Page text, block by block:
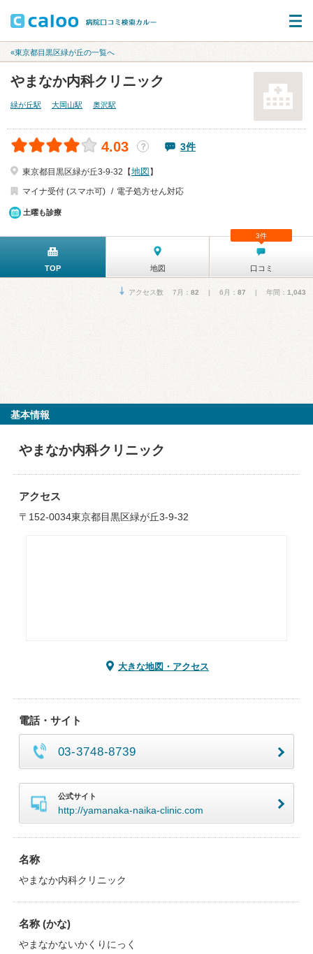
«東京都目黒区緑が丘の一覧へ
やまなか内科クリニック
緑が丘駅 大岡山駅 奥沢駅
4.03 ？ 3件
東京都目黒区緑が丘3-9-32【地図 】
マイナ受付 (スマホ可)
電子処方せん対応
土曜も診療
TOP 地図 口コミ
3件
アクセス数 7月： 82 | 6月： 87 | 年間： 1,043
基本情報
やまなか内科クリニック
アクセス
〒152-0034東京都目黒区緑が丘3-9-32
大きな地図・アクセス
電話・サイト
03-3748-8739
公式サイト
http://yamanaka-naika-clinic.com
名称
やまなか内科クリニック
名称 (かな)
やまなかないかくりにっく